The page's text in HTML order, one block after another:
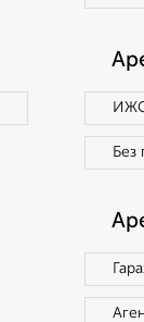
Без